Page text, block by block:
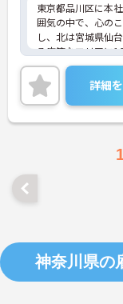
東京都品川区に本
囲気の中で、心の
し、北は宮城県仙
る広範なエリアに
ています。
ご興味のある方に
に詳細をお話いた
さい。
詳細
神奈川県の